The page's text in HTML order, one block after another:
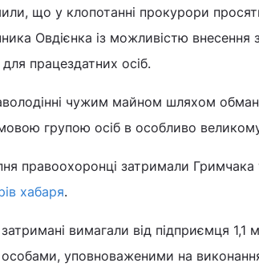
що у клопотанні прокурори
Овдієнка із можливістю внесення
працездатних осіб.
чужим майном шляхом
групою осіб в особливо
правоохоронці затримали Гримчака
хабаря.
вимагали від підприємця 1,1
особами, уповноваженими на